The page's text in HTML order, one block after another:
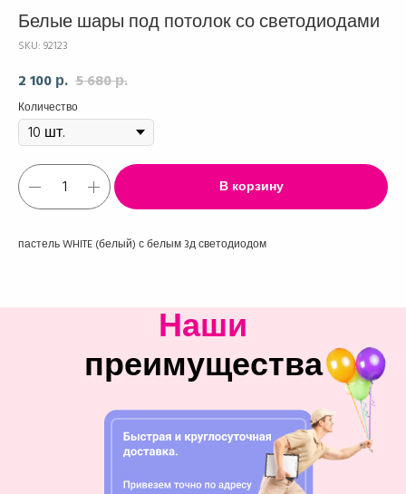
Белые шары под потолок со светодиодами
SKU: 92123
2 100 р. 5 680р.
Количество
В корзину
пастель WHITE (белый) с белым 3д светодиодом
Наши
преимущества